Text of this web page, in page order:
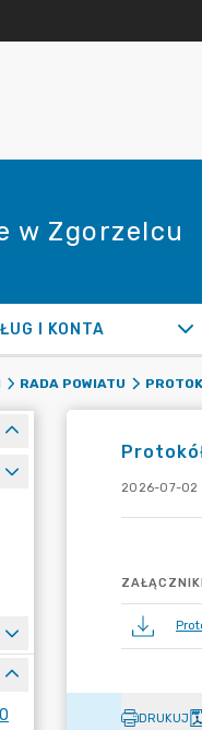
w Zgorzelcu
I KONTA
RADA POWIATU
2026-07-02
DRUKUJ